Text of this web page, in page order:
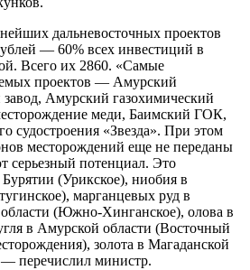
дальневосточных проектов
— 60% всех инвестиций в
Всего их 2860. «Самые
проектов — Амурский
Амурский газохимический
меди, Баимский ГОК,
судостроения «Звезда». При этом
месторождений еще не переданы
серьезный потенциал. Это
(Урикское), ниобия в
марганцевых руд в
(Южно-Хинганское), олова в
в Амурской области (Восточный
золота в Магаданской
— перечислил министр.